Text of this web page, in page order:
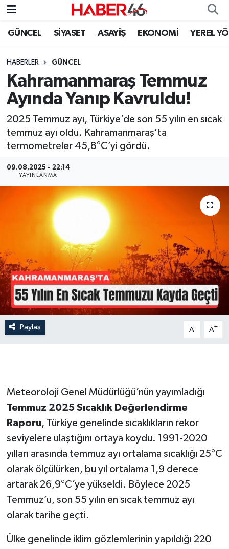
GÜNCEL SİYASET ASAYİŞ EKONOMİ YEREL
HABERLER GÜNCEL
Kahramanmaraş Temmuz
Ayında Yanıp Kavruldu!
2025 Temmuz ayı, Türkiye’de son 55 yılın en sıcak
temmuz ayı oldu. Kahramanmaraş’ta
termometreler 45,8°C’yi gördü.
09.08.2025 - 22:14
YAYINLANMA
Paylaş A- A+
Meteoroloji Genel Müdürlüğü’nün yayımladığı
Temmuz 2025 Sıcaklık Değerlendirme
Raporu, Türkiye genelinde sıcaklıkların rekor
seviyelere ulaştığını ortaya koydu. 1991-2020
yılları arasında temmuz ayı ortalama sıcaklığı 25°C
olarak ölçülürken, bu yıl ortalama 1,9 derece
artarak 26,9°C’ye yükseldi. Böylece 2025
Temmuz’u, son 55 yılın en sıcak temmuz ayı
olarak tarihe geçti.
Ülke genelinde iklim gözlemlerinin yapıldığı 220
GÜNCEL
SİYASET
EKONOMİ
SPOR
YAŞAM
TEKNOLOJİ
SAĞLIK
İLÇE HABERLERİ
KÜLTÜR-SANAT
KSÜ
DÜNYA
KADIN-AİLE
YEREL YÖNETİM
MEDYA
SEÇİM 2011
BİLİMNET
Nöbetçi Eczaneler
Hava Durumu
Kahramanmaraş Namaz Vakitleri
Trafik Durumu
Süper Lig Puan Durumu ve Fikstür
Tüm Manşetler
Son Dakika Haberleri